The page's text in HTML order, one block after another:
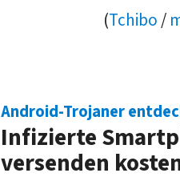
(Tchibo /
Android-Trojaner
Infizierte
versenden